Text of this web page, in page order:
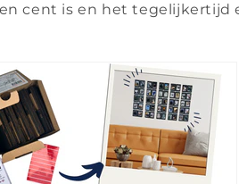
cent is en het tegelijkertijd